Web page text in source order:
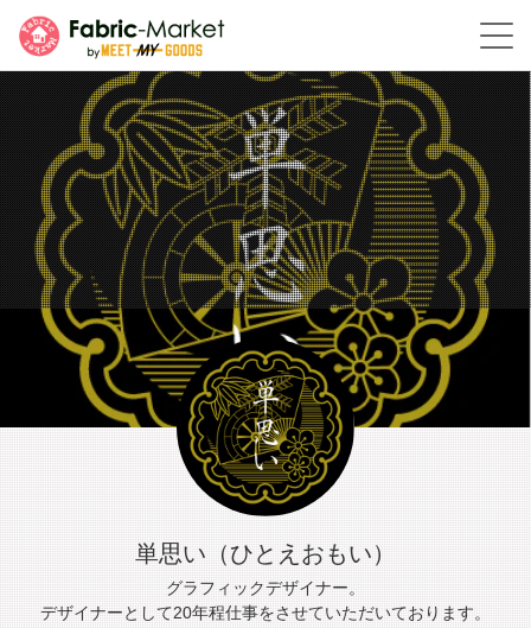
単思い（ひとえおもい）
グラフィックデザイナー。
デザイナーとして20年程仕事をさせていただいております。